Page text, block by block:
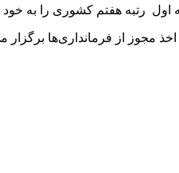
رتبه هفتم کشوری را به خود
اخذ مجوز از فرمانداری‌ها